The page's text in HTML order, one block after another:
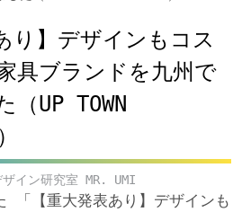
り】デザインもコス
具ブランドを九州で
（UP TOWN
ザイン研究室 MR. UMI
「【重大発表あり】デザインも